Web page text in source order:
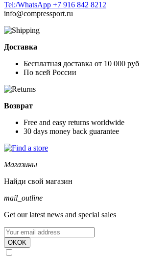
Tel:/WhatsApp +7 916 842 8212
info@compressport.ru
Доставка
Бесплатная доставка от 10 000 руб
По всей России
Возврат
Free and easy returns worldwide
30 days money back guarantee
Магазины
Найди свой магазин
mail_outline
Get our latest news and special sales
OKOK